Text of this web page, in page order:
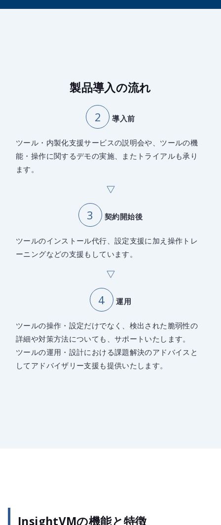
製品導入の流れ
導入前
ツール・内製化支援サービスの説明会や、ツールの機
能・操作に関するデモの実施、またトライアルも承り
ます。
契約開始後
ツールのインストール代行、設定支援に加え操作トレ
ーニングなどの支援もしています。
運用
ツールの操作・設定だけでなく、検出された脆弱性の
詳細や対策方法についても、サポートいたします。
ツールの運用・設計における課題解決のアドバイスと
してアドバイザリー支援も提供いたします。
InsightVMの機能と特徴